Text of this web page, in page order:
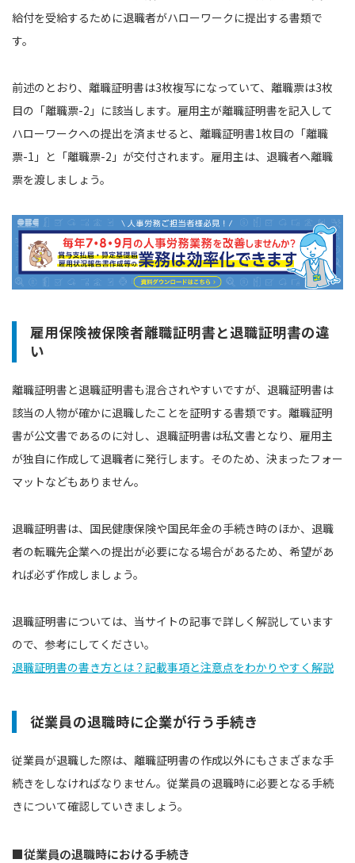
給付を受給するために退職者がハローワークに提出する書類で
す。
前述のとおり、離職証明書は3枚複写になっていて、離職票は3枚
目の「離職票-2」に該当します。雇用主が離職証明書を記入して
ハローワークへの提出を済ませると、離職証明書1枚目の「離職
票-1」と「離職票-2」が交付されます。雇用主は、退職者へ離職
票を渡しましょう。
雇用保険被保険者離職証明書と退職証明書の違
い
離職証明書と退職証明書も混合されやすいですが、退職証明書は
該当の人物が確かに退職したことを証明する書類です。離職証明
書が公文書であるのに対し、退職証明書は私文書となり、雇用主
が独自に作成して退職者に発行します。そのため、決まったフォー
マットなどもありません。
退職証明書は、国民健康保険や国民年金の手続き時のほか、退職
者の転職先企業への提出が必要になる場合があるため、希望があ
れば必ず作成しましょう。
退職証明書については、当サイトの記事で詳しく解説しています
ので、参考にしてください。
退職証明書の書き方とは？記載事項と注意点をわかりやすく解説
従業員の退職時に企業が行う手続き
従業員が退職した際は、離職証明書の作成以外にもさまざまな手
続きをしなければなりません。従業員の退職時に必要となる手続
きについて確認していきましょう。
■従業員の退職時における手続き